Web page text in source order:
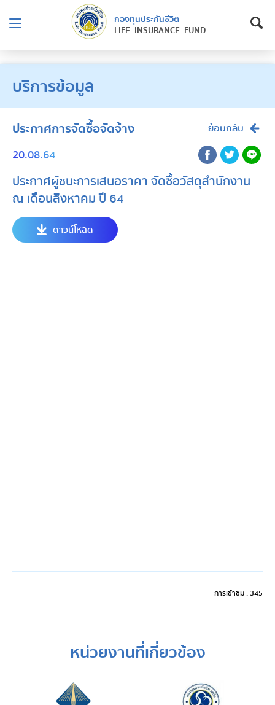
กองทุนประกันชีวิต
LIFE INSURANCE FUND
บริการข้อมูล
ประกาศการจัดซื้อจัดจ้าง ย้อนกลับ
20.08.64
ประกาศผู้ชนะการเสนอราคา จัดซื้อวัสดุสำนักงาน
ณ เดือนสิงหาคม ปี 64
ดาวน์โหลด
การเข้าชม : 345
หน่วยงานที่เกี่ยวข้อง